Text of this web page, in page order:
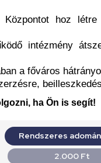
Központot hoz
intézmény
a főváros
ha Ön is segít!